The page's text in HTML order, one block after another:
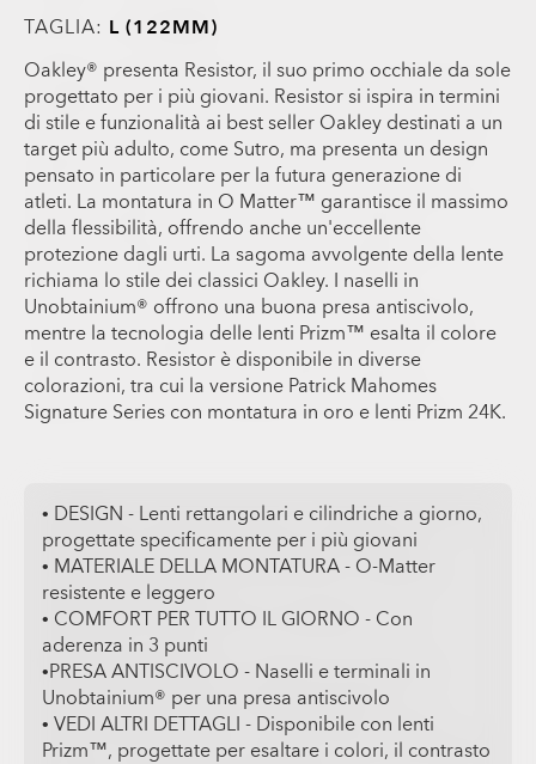
TAGLIA: L (122MM)
Oakley® presenta Resistor, il suo primo occhiale da sole
progettato per i più giovani. Resistor si ispira in termini
di stile e funzionalità ai best seller Oakley destinati a un
target più adulto, come Sutro, ma presenta un design
pensato in particolare per la futura generazione di
atleti. La montatura in O Matter™ garantisce il massimo
della flessibilità, offrendo anche un'eccellente
protezione dagli urti. La sagoma avvolgente della lente
richiama lo stile dei classici Oakley. I naselli in
Unobtainium® offrono una buona presa antiscivolo,
mentre la tecnologia delle lenti Prizm™ esalta il colore
e il contrasto. Resistor è disponibile in diverse
colorazioni, tra cui la versione Patrick Mahomes
Signature Series con montatura in oro e lenti Prizm 24K.
• DESIGN - Lenti rettangolari e cilindriche a giorno,
progettate specificamente per i più giovani
• MATERIALE DELLA MONTATURA - O-Matter
resistente e leggero
• COMFORT PER TUTTO IL GIORNO - Con
aderenza in 3 punti
•PRESA ANTISCIVOLO - Naselli e terminali in
Unobtainium® per una presa antiscivolo
• VEDI ALTRI DETTAGLI - Disponibile con lenti
Prizm™, progettate per esaltare i colori, il contrasto